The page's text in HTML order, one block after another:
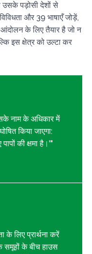
उसके पड़ोसी देशों से
और 39 भाषाएँ जोड़ें,
के लिए तैयार है जो न
इस क्षेत्र को उल्टा कर
नाम के अधिकार में
किया जाएगा:
की क्षमा है।'"
के लिए प्रार्थना करें
समूहों के बीच हाउस